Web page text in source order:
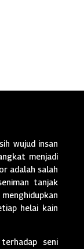
wujud insan
menjadi
adalah salah
tanjak
helai kain
seni